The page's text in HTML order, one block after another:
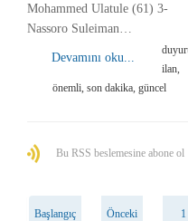
Mohammed Ulatule (61) 3-
Nassoro Suleiman…
Devamını oku...
ilan,
önemli, son dakika, güncel
Bu RSS beslemesine abone ol
Başlangıç Önceki 1